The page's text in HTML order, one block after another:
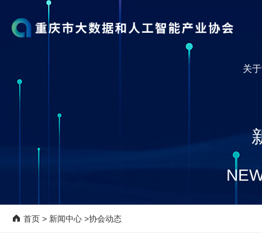
关
首页 > 新闻中心 >协会动态